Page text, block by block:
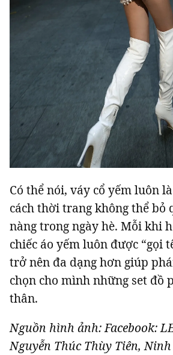
Có thể nói, váy cổ yếm luôn
cách thời trang không thể bỏ
nàng trong ngày hè. Mỗi khi
chiếc áo yếm luôn được “gọi
trở nên đa dạng hơn giúp
chọn cho mình những set đồ
thân.
Nguồn hình ảnh: Facebook:
Nguyễn Thúc Thùy Tiên,